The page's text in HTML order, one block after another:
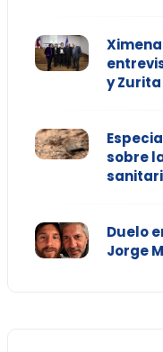
y
sobre
Duelo
Jorge